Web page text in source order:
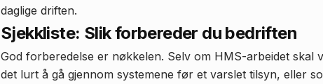
daglige driften.
Sjekkliste: Slik forbereder du bedriften
God forberedelse er nøkkelen. Selv om HMS-arbeidet
det lurt å gå gjennom systemene før et varslet tilsyn, eller